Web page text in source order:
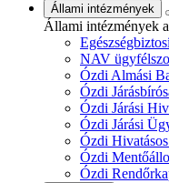
Állami intézmények
Állami intézmények
NAV
Ózdi Almási
Ózdi
Ózdi Járási
Ózdi Járási
Ózdi
Ózdi
Ózdi